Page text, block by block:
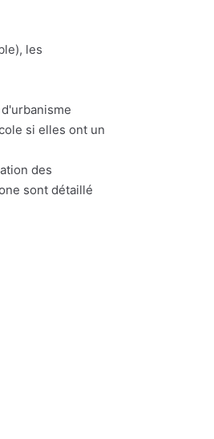
les
si elles ont un
des
sont détaillé